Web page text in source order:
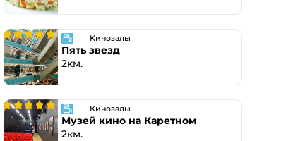
Кинозалы
Пять звезд
2км.
Кинозалы
Музей кино на Каретном
2км.